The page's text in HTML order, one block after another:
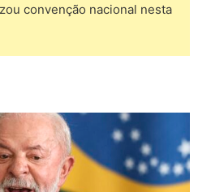
convenção nacional nesta